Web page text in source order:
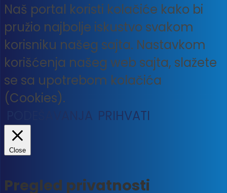
Naš portal koristi kolačiće kako bi
pružio najbolje iskustvo svakom
korisniku našeg sajta. Nastavkom
korišćenja našeg web sajta, slažete
se sa upotrebom kolačića
(Cookies).
PODEŠAVANJA PRIHVATI
Close
Pregled privatnosti